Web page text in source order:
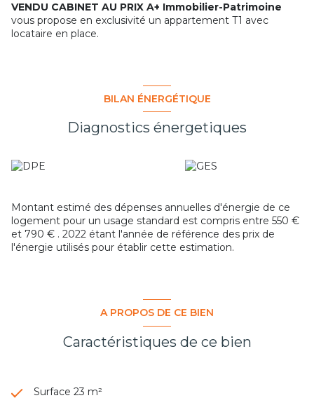
VENDU CABINET AU PRIX A+ Immobilier-Patrimoine
vous propose en exclusivité un appartement T1 avec
locataire en place.
BILAN ÉNERGÉTIQUE
Diagnostics énergetiques
Montant estimé des dépenses annuelles d'énergie de ce
logement pour un usage standard est compris entre 550 €
et 790 € . 2022 étant l'année de référence des prix de
l'énergie utilisés pour établir cette estimation.
A PROPOS DE CE BIEN
Caractéristiques de ce bien
Surface 23 m²